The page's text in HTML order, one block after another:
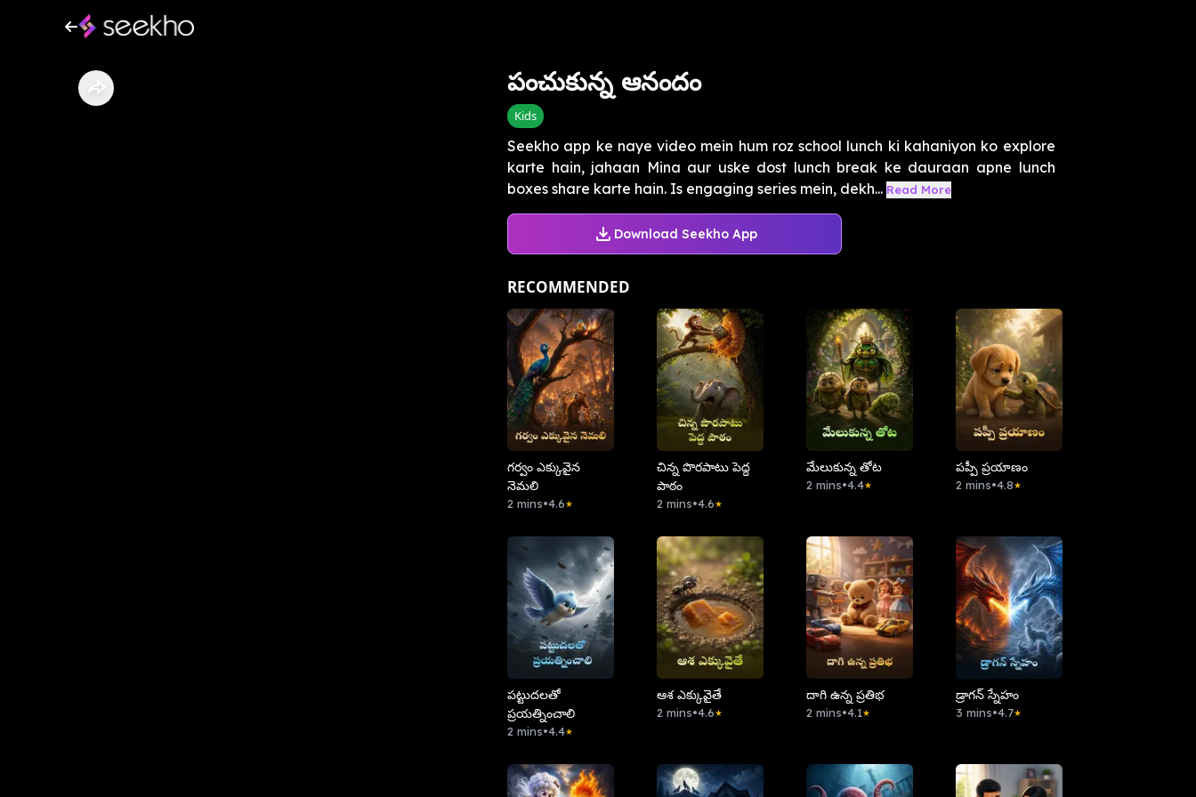
పంచుకున్న ఆనందం
Kids
Seekho app ke naye video mein hum roz school lunch ki kahaniyon ko explore
karte hain, jahaan Mina aur uske dost lunch break ke dauraan apne lunch
boxes share karte hain. Is engaging series mein, dekh... Read More
Download Seekho App
RECOMMENDED
గర్వం ఎక్కువైన
నెమలి
2 mins•4.6★
చిన్న పొరపాటు పెద్ద
పాఠం
2 mins•4.6★
మేలుకున్న తోట
2 mins•4.4★
పప్పీ ప్రయాణం
2 mins•4.8★
పట్టుదలతో
ప్రయత్నించాలి
2 mins•4.4★
ఆశ ఎక్కువైతే
2 mins•4.6★
దాగి ఉన్న ప్రతిభ
2 mins•4.1★
డ్రాగన్ స్నేహం
3 mins•4.7★